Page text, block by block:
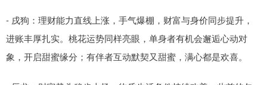
- 戌狗：理财能力直线上涨，手气爆棚，财富与身价同步提升，
进账丰厚扎实。桃花运势同样亮眼，单身者有机会邂逅心动对
象，开启甜蜜缘分；有伴者互动默契又甜蜜，满心都是欢喜。